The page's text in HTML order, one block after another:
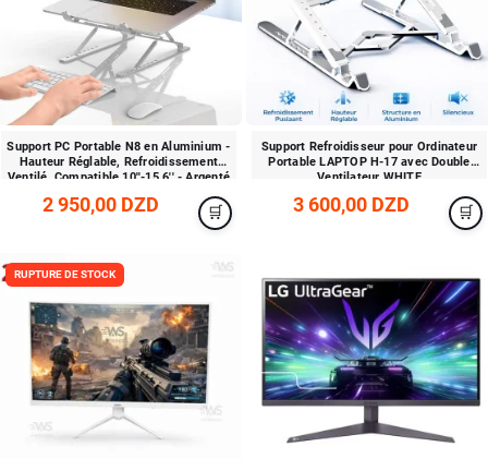
Support PC Portable N8 en Aluminium -
Hauteur Réglable, Refroidissement
Ventilé, Compatible 10''-15.6'' - Argenté
2 950,00 DZD
Support Refroidisseur pour Ordinateur
Portable LAPTOP H-17 avec Double
Ventilateur WHITE
3 600,00 DZD
RUPTURE DE STOCK